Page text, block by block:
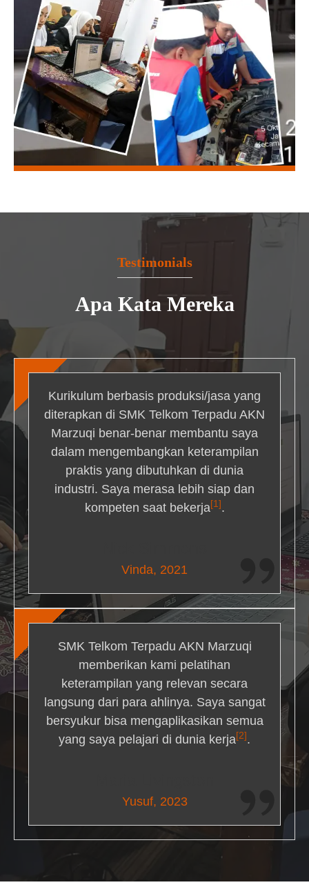
Testimonials
Apa Kata Mereka
Kurikulum berbasis produksi/jasa yang
diterapkan di SMK Telkom Terpadu AKN
Marzuqi benar-benar membantu saya
dalam mengembangkan keterampilan
praktis yang dibutuhkan di dunia
industri. Saya merasa lebih siap dan
kompeten saat bekerja[1] .
Vinda, 2021
SMK Telkom Terpadu AKN Marzuqi
memberikan kami pelatihan
keterampilan yang relevan secara
langsung dari para ahlinya. Saya sangat
bersyukur bisa mengaplikasikan semua
yang saya pelajari di dunia kerja[2] .
Yusuf, 2023